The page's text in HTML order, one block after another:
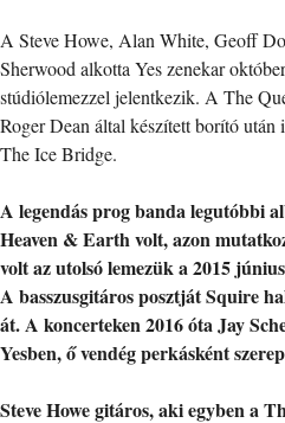
A Steve Howe, Alan White, Geoff
Sherwood alkotta Yes zenekar
stúdiólemezzel jelentkezik. A The
Roger Dean által készített borító
The Ice Bridge.
A legendás prog banda legutóbbi
Heaven & Earth volt, azon
volt az utolsó lemezük a 2015
A basszusgitáros posztját Squire
át. A koncerteken 2016 óta Jay
Yesben, ő vendég perkásként
Steve Howe gitáros, aki egyben a